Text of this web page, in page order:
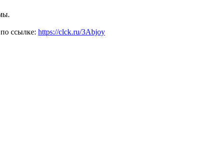
ссылке: https://clck.ru/3Abjoy